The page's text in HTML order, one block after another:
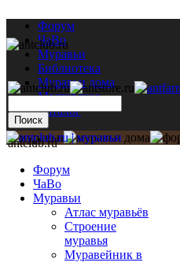
Форум
ЧаВо
Муравьи
Библиотека
Муравьи дома
Мастерская
Каталог
antclub.ru
Форум
ЧаВо
Муравьи
Атлас муравьёв
Строение
муравья
Муравейник в